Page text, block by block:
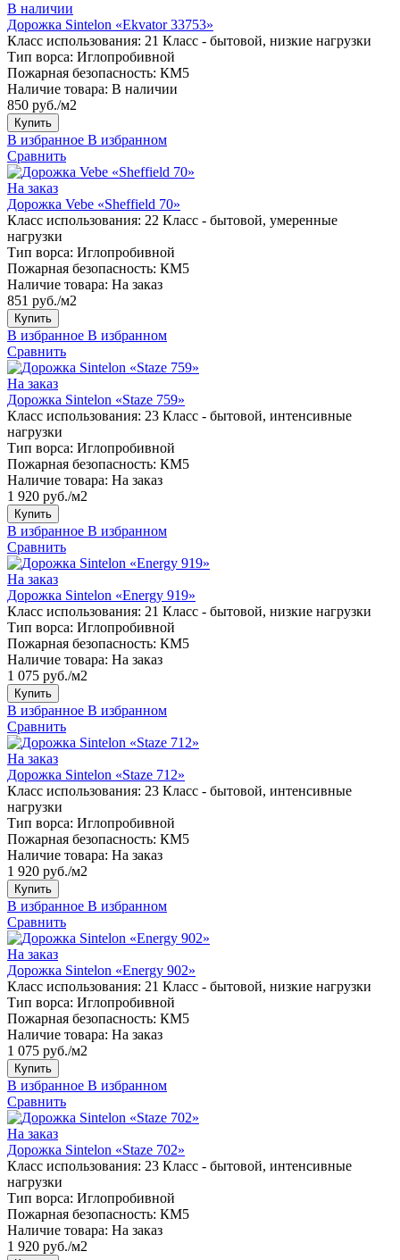
В наличии
Дорожка Sintelon «Ekvator 33753»
Класс использования: 21 Класс - бытовой, низкие нагрузки
Тип ворса: Иглопробивной
Пожарная безопасность: КМ5
Наличие товара: В наличии
850 руб./м2
Купить
В избранное В избранном
Сравнить
На заказ
Дорожка Vebe «Sheffield 70»
Класс использования: 22 Класс - бытовой, умеренные
нагрузки
Тип ворса: Иглопробивной
Пожарная безопасность: КМ5
Наличие товара: На заказ
851 руб./м2
Купить
В избранное В избранном
Сравнить
На заказ
Дорожка Sintelon «Staze 759»
Класс использования: 23 Класс - бытовой, интенсивные
нагрузки
Тип ворса: Иглопробивной
Пожарная безопасность: КМ5
Наличие товара: На заказ
1 920 руб./м2
Купить
В избранное В избранном
Сравнить
На заказ
Дорожка Sintelon «Energy 919»
Класс использования: 21 Класс - бытовой, низкие нагрузки
Тип ворса: Иглопробивной
Пожарная безопасность: КМ5
Наличие товара: На заказ
1 075 руб./м2
Купить
В избранное В избранном
Сравнить
На заказ
Дорожка Sintelon «Staze 712»
Класс использования: 23 Класс - бытовой, интенсивные
нагрузки
Тип ворса: Иглопробивной
Пожарная безопасность: КМ5
Наличие товара: На заказ
1 920 руб./м2
Купить
В избранное В избранном
Сравнить
На заказ
Дорожка Sintelon «Energy 902»
Класс использования: 21 Класс - бытовой, низкие нагрузки
Тип ворса: Иглопробивной
Пожарная безопасность: КМ5
Наличие товара: На заказ
1 075 руб./м2
Купить
В избранное В избранном
Сравнить
На заказ
Дорожка Sintelon «Staze 702»
Класс использования: 23 Класс - бытовой, интенсивные
нагрузки
Тип ворса: Иглопробивной
Пожарная безопасность: КМ5
Наличие товара: На заказ
1 920 руб./м2